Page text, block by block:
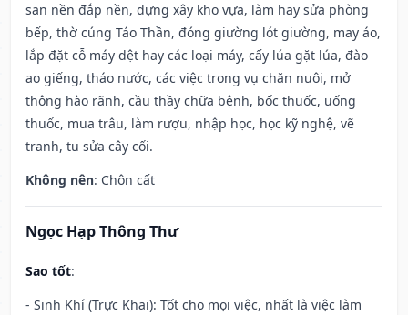
san nền đắp nền, dựng xây kho vựa, làm hay sửa phòng
bếp, thờ cúng Táo Thần, đóng giường lót giường, may áo,
lắp đặt cỗ máy dệt hay các loại máy, cấy lúa gặt lúa, đào
ao giếng, tháo nước, các việc trong vụ chăn nuôi, mở
thông hào rãnh, cầu thầy chữa bệnh, bốc thuốc, uống
thuốc, mua trâu, làm rượu, nhập học, học kỹ nghệ, vẽ
tranh, tu sửa cây cối.
Không nên: Chôn cất
Ngọc Hạp Thông Thư
Sao tốt:
- Sinh Khí (Trực Khai): Tốt cho mọi việc, nhất là việc làm